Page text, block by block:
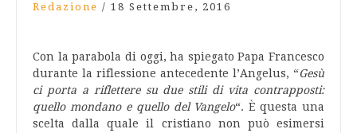
Redazione / 18 Settembre, 2016
Con la parabola di oggi, ha spiegato Papa Francesco
durante la riflessione antecedente l’Angelus, “Gesù
ci porta a riflettere su due stili di vita contrapposti:
quello mondano e quello del Vangelo“. È questa una
scelta dalla quale il cristiano non può esimersi